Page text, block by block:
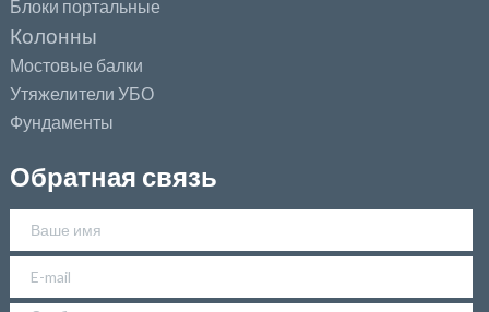
Блоки портальные
Колонны
Мостовые балки
Утяжелители УБО
Фундаменты
Обратная связь